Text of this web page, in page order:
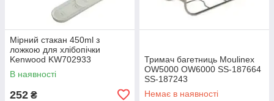
Мірний стакан 450ml з
ложкою для хлібопічки
Kenwood KW702933
В наявності
252 ₴
Тримач багетниць Moulinex
OW5000 OW6000 SS-187664
SS-187243
Немає в наявності